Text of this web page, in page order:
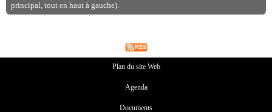
principal, tout en haut à gauche).
Plan du site Web
Agenda
Documents